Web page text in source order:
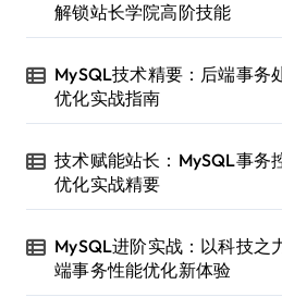
解锁站长学院高阶技能
MySQL技术精要：后端事务
优化实战指南
技术赋能站长：MySQL事务
优化实战精要
MySQL进阶实战：以科技之
端事务性能优化新体验